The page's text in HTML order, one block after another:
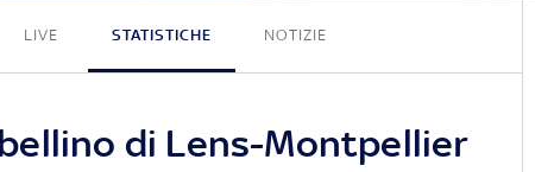
LIVE STATISTICHE NOTIZIE
di Lens-Montpellier